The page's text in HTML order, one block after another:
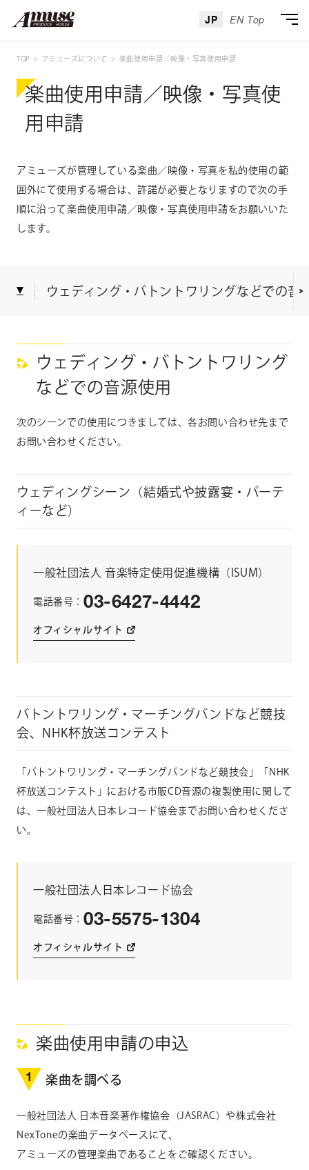
JP EN Top
CONTACT
個人のお客様
法人のお客様
ENGLISH
TOP アミューズについて 楽曲使用申請／映像・写真使用申請
楽曲使用申請／映像・写真使
用申請
アミューズが管理している楽曲／映像・写真を私的使用の範
囲外にて使用する場合は、許諾が必要となりますので次の手
順に沿って楽曲使用申請／映像・写真使用申請をお願いいた
します。
ウェディング・バトントワリングなどでの音
ウェディング・バトントワリング
などでの音源使用
次のシーンでの使用につきましては、各お問い合わせ先まで
お問い合わせください。
ウェディングシーン（結婚式や披露宴・パーテ
ィーなど）
一般社団法人 音楽特定使用促進機構（ISUM）
電話番号： 03-6427-4442
オフィシャルサイト
バトントワリング・マーチングバンドなど競技
会、NHK杯放送コンテスト
「バトントワリング・マーチングバンドなど競技会」「NHK
杯放送コンテスト」における市販CD音源の複製使用に関して
は、一般社団法人日本レコード協会までお問い合わせくださ
い。
一般社団法人日本レコード協会
電話番号： 03-5575-1304
オフィシャルサイト
楽曲使用申請の申込
1 楽曲を調べる
一般社団法人 日本音楽著作権協会（JASRAC）や株式会社
NexToneの楽曲データベースにて、
アミューズの管理楽曲であることをご確認ください。